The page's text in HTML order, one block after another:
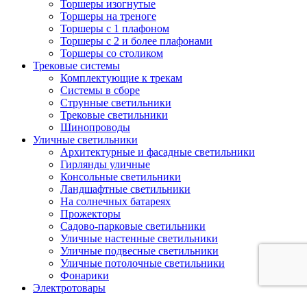
Торшеры изогнутые
Торшеры на треноге
Торшеры с 1 плафоном
Торшеры с 2 и более плафонами
Торшеры со столиком
Трековые системы
Комплектующие к трекам
Системы в сборе
Струнные светильники
Трековые светильники
Шинопроводы
Уличные светильники
Архитектурные и фасадные светильники
Гирлянды уличные
Консольные светильники
Ландшафтные светильники
На солнечных батареях
Прожекторы
Садово-парковые светильники
Уличные настенные светильники
Уличные подвесные светильники
Уличные потолочные светильники
Фонарики
Электротовары